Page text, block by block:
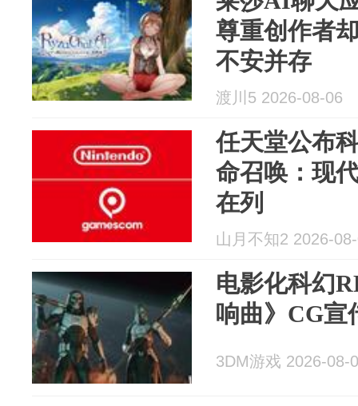
尊重创作者
不安并存
渡川5 2026-08-06
任天堂公布
命召唤：现
在列
山月不知2 2026-
电影化科幻
响曲》CG宣
3DM游戏 2026-08-